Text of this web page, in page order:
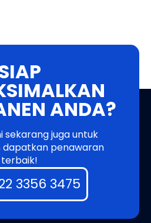
ANDA?
sekarang juga untuk
dapatkan penawaran
terbaik!
3356 3475